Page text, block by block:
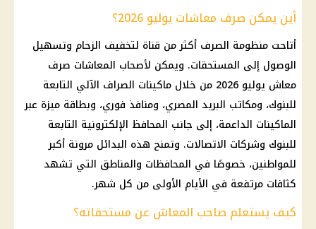
أين يمكن صرف معاشات يوليو 2026؟
أتاحت منظومة الصرف أكثر من قناة لتخفيف الزحام وتسهيل
الوصول إلى المستحقات. ويمكن لأصحاب المعاشات صرف
معاش يوليو 2026 من خلال ماكينات الصراف الآلي التابعة
للبنوك، ومكاتب البريد المصري، ومنافذ فوري، وبطاقة ميزة عبر
الماكينات الداعمة، إلى جانب المحافظ الإلكترونية التابعة
للبنوك وشركات الاتصالات. وتمنح هذه البدائل مرونة أكبر
للمواطنين، خصوصًا في المحافظات والمناطق التي تشهد
كثافات مرتفعة في الأيام الأولى من كل شهر.
كيف يستعلم صاحب المعاش عن مستحقاته؟